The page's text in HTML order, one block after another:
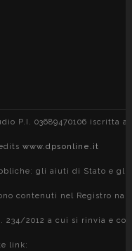
P.I. 03689470106 iscritta al
www.dpsonline.it
gli aiuti di Stato e gli
contenuti nel Registro
234/2012 a cui si rinvia e
link: